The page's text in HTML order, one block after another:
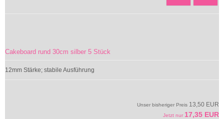
Cakeboard rund 30cm silber 5 Stück
12mm Stärke; stabile Ausführung
Unser bisheriger Preis 13,50 EUR
Jetzt nur 17,35 EUR